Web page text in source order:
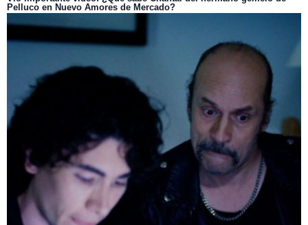
Pelluco en Nuevo Amores de Mercado?